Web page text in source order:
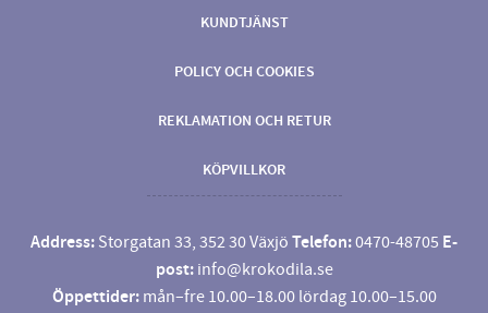
KUNDTJÄNST
POLICY OCH COOKIES
REKLAMATION OCH RETUR
KÖPVILLKOR
Address: Storgatan 33, 352 30 Växjö Telefon:0470-48705 E-
post: info@krokodila.se
Öppettider:mån–fre 10.00–18.00 lördag 10.00–15.00